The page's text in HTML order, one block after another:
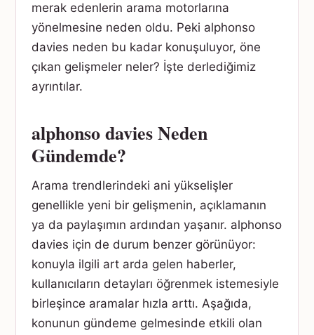
merak edenlerin arama motorlarına
yönelmesine neden oldu. Peki alphonso
davies neden bu kadar konuşuluyor, öne
çıkan gelişmeler neler? İşte derlediğimiz
ayrıntılar.
alphonso davies Neden
Gündemde?
Arama trendlerindeki ani yükselişler
genellikle yeni bir gelişmenin, açıklamanın
ya da paylaşımın ardından yaşanır. alphonso
davies için de durum benzer görünüyor:
konuyla ilgili art arda gelen haberler,
kullanıcıların detayları öğrenmek istemesiyle
birleşince aramalar hızla arttı. Aşağıda,
konunun gündeme gelmesinde etkili olan